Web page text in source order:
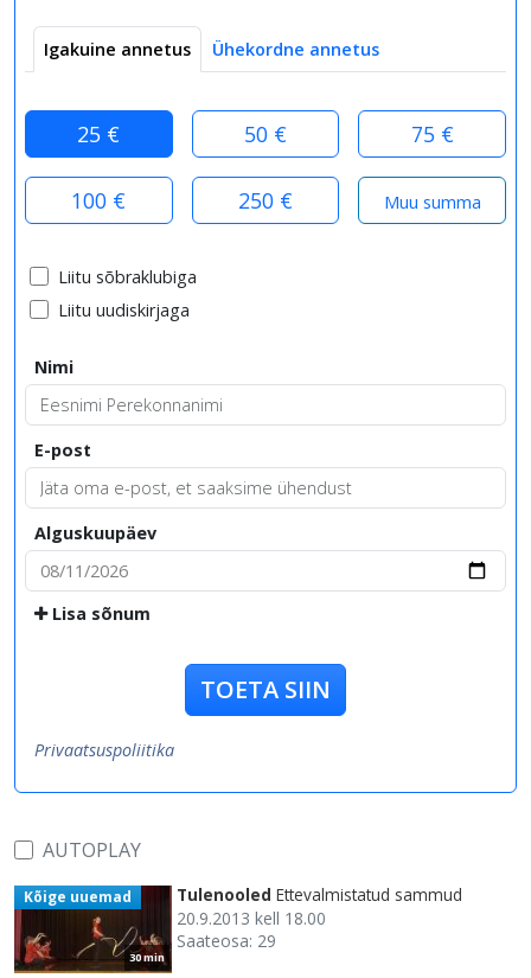
Igakuine annetus Ühekordne annetus
25 € 50 € 75 €
100 € 250 €
Liitu sõbraklubiga
Liitu uudiskirjaga
Nimi
E-post
Alguskuupäev
Lisa sõnum
TOETA SIIN
Privaatsuspoliitika
AUTOPLAY
30 min
Kõige uuemad Tulenooled Ettevalmistatud sammud
20.9.2013 kell 18.00
Saateosa: 29